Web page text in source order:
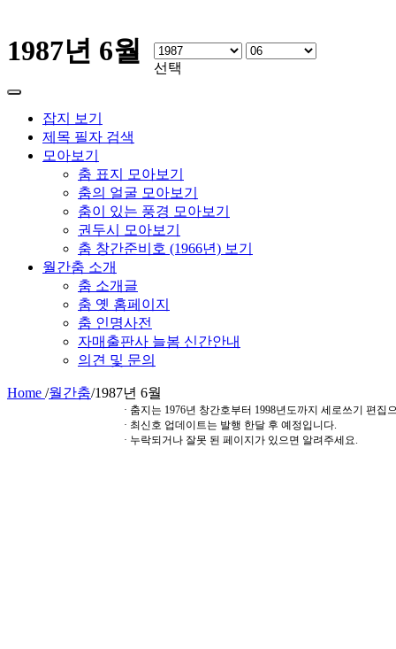
1987년 6월
선택
잡지 보기
제목 필자 검색
모아보기
춤 표지 모아보기
춤의 얼굴 모아보기
춤이 있는 풍경 모아보기
권두시 모아보기
춤 창간준비호 (1966년) 보기
월간춤 소개
춤 소개글
춤 옛 홈페이지
춤 인명사전
자매출판사 늘봄 신간안내
의견 및 문의
Home /월간춤/1987년 6월
· 춤지는 1976년 창간호부터 1998년도까지 세로쓰기 편집
· 최신호 업데이트는 발행 한달 후 예정입니다.
· 누락되거나 잘못 된 페이지가 있으면 알려주세요.